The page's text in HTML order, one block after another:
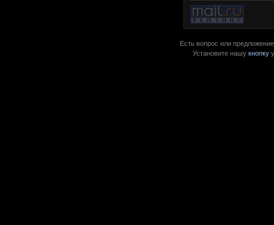
Есть вопрос или
Установите нашукнопку